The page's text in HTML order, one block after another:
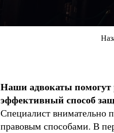
Наши адвокаты помогут
эффективный способ
Специалист внимательно
правовым способами. В